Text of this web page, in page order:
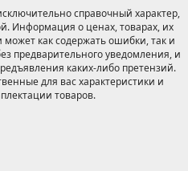
справочный характер,
Информация о ценах, товарах, их
может как содержать ошибки, так и
предварительного уведомления, и
каких-либо претензий.
для вас характеристики и
товаров.